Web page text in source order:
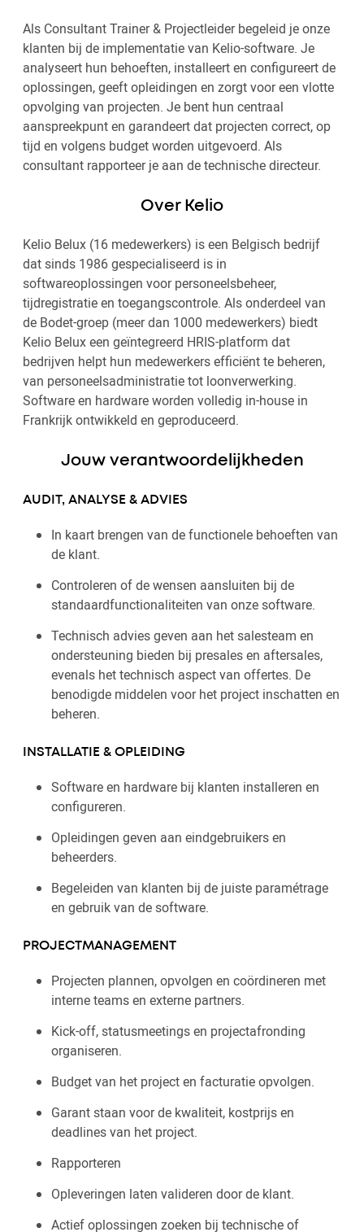
Als Consultant Trainer & Projectleider begeleid je onze
klanten bij de implementatie van Kelio-software. Je
analyseert hun behoeften, installeert en configureert de
oplossingen, geeft opleidingen en zorgt voor een vlotte
opvolging van projecten. Je bent hun centraal
aanspreekpunt en garandeert dat projecten correct, op
tijd en volgens budget worden uitgevoerd. Als
consultant rapporteer je aan de technische directeur.
Over Kelio
Kelio Belux (16 medewerkers) is een Belgisch bedrijf
dat sinds 1986 gespecialiseerd is in
softwareoplossingen voor personeelsbeheer,
tijdregistratie en toegangscontrole. Als onderdeel van
de Bodet-groep (meer dan 1000 medewerkers) biedt
Kelio Belux een geïntegreerd HRIS-platform dat
bedrijven helpt hun medewerkers efficiënt te beheren,
van personeelsadministratie tot loonverwerking.
Software en hardware worden volledig in-house in
Frankrijk ontwikkeld en geproduceerd.
Jouw verantwoordelijkheden
AUDIT, ANALYSE & ADVIES
In kaart brengen van de functionele behoeften van
de klant.
Controleren of de wensen aansluiten bij de
standaardfunctionaliteiten van onze software.
Technisch advies geven aan het salesteam en
ondersteuning bieden bij presales en aftersales,
evenals het technisch aspect van offertes. De
benodigde middelen voor het project inschatten en
beheren.
INSTALLATIE & OPLEIDING
Software en hardware bij klanten installeren en
configureren.
Opleidingen geven aan eindgebruikers en
beheerders.
Begeleiden van klanten bij de juiste paramétrage
en gebruik van de software.
PROJECTMANAGEMENT
Projecten plannen, opvolgen en coördineren met
interne teams en externe partners.
Kick-off, statusmeetings en projectafronding
organiseren.
Budget van het project en facturatie opvolgen.
Garant staan voor de kwaliteit, kostprijs en
deadlines van het project.
Rapporteren
Opleveringen laten valideren door de klant.
Actief oplossingen zoeken bij technische of